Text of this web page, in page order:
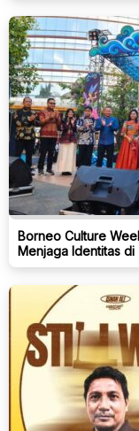
Borneo Culture
Menjaga Identitas